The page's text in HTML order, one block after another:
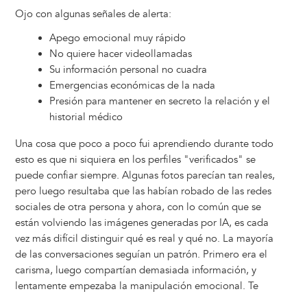
Ojo con algunas señales de alerta:
Apego emocional muy rápido
No quiere hacer videollamadas
Su información personal no cuadra
Emergencias económicas de la nada
Presión para mantener en secreto la relación y el
historial médico
Una cosa que poco a poco fui aprendiendo durante todo
esto es que ni siquiera en los perfiles "verificados" se
puede confiar siempre. Algunas fotos parecían tan reales,
pero luego resultaba que las habían robado de las redes
sociales de otra persona y ahora, con lo común que se
están volviendo las imágenes generadas por IA, es cada
vez más difícil distinguir qué es real y qué no. La mayoría
de las conversaciones seguían un patrón. Primero era el
carisma, luego compartían demasiada información, y
lentamente empezaba la manipulación emocional. Te